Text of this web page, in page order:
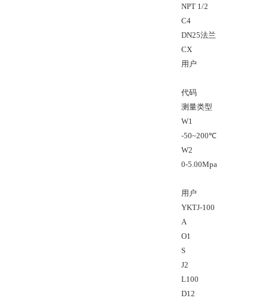
NPT 1/2
C4
DN25法兰
CX
用户
代码
测量类型
W1
-50~200℃
W2
0-5.00Mpa
用户
YKTJ-100
A
O1
S
J2
L100
D12